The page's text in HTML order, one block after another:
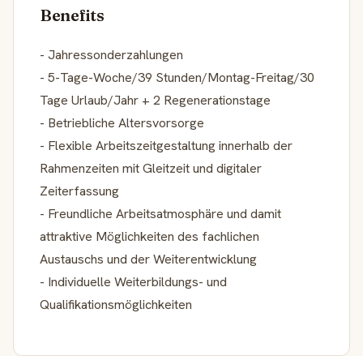
Benefits
- Jahressonderzahlungen
- 5-Tage-Woche/39 Stunden/Montag-Freitag/30
Tage Urlaub/Jahr + 2 Regenerationstage
- Betriebliche Altersvorsorge
- Flexible Arbeitszeitgestaltung innerhalb der
Rahmenzeiten mit Gleitzeit und digitaler
Zeiterfassung
- Freundliche Arbeitsatmosphäre und damit
attraktive Möglichkeiten des fachlichen
Austauschs und der Weiterentwicklung
- Individuelle Weiterbildungs- und
Qualifikationsmöglichkeiten